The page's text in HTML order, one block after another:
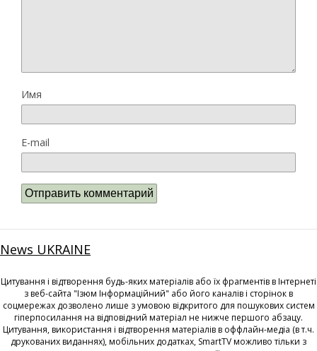
Имя
E-mail
News UKRAINE
Цитування і відтворення будь-яких матеріалів або їх фрагментів в Інтернеті
з веб-сайта "Ізюм Інформаційний" або його каналів і сторінок в
соцмережах дозволено лише з умовою відкритого для пошукових систем
гіперпосилання на відповідний матеріал не нижче першого абзацу.
Цитування, використання і відтворення матеріалів в оффлайн-медіа (в т.ч.
друкованих виданнях), мобільних додатках, SmartTV можливо тільки з